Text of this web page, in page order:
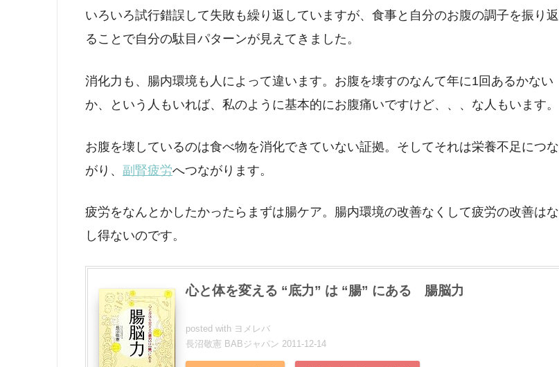
いろいろ試行錯誤して失敗も繰り返していますが、食事と自分のお腹の調子を振り返
ることで自分の駄目パターンが見えてきました。
消化力も、腸内環境も人によって違います。お腹を壊すのなんて年に1回あるかない
か、という人もいれば、私のように基本的にお腹痛いですけど、、、な人もいます。
お腹を壊しているのは食べ物を消化できていない証拠。そしてそれは栄養不足につな
がり、 副腎疲労へつながります。
疲労をなんとかしたかったらまずは腸ケア。腸内環境の改善なくして疲労の改善はな
し得ないのです。
心と体を変える “底力” は “腸” にある 腸脳力
posted with ヨメレバ
長沼敬憲 BABジャパン 2011-12-14